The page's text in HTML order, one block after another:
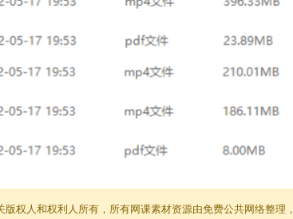
权人和权利人所有，所有网课素材资源由免费公共网络整理，